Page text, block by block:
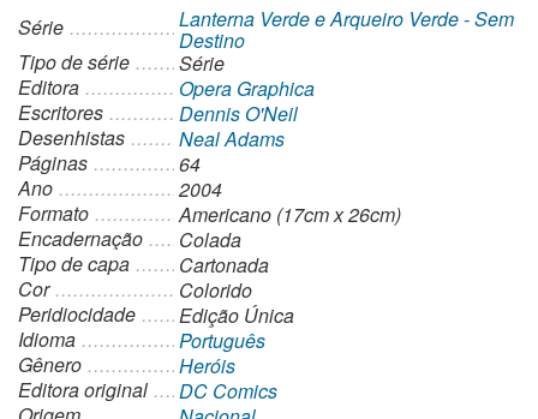
Série Lanterna Verde e Arqueiro Verde - Sem
Destino
Tipo de série
Série
Editora
Opera Graphica
Escritores
Dennis O'Neil
Desenhistas
Neal Adams
Páginas
64
Ano
2004
Formato
Americano (17cm x 26cm)
Encadernação
Colada
Tipo de capa
Cartonada
Cor
Colorido
Peridiocidade
Edição Única
Idioma
Português
Gênero
Heróis
Editora original
DC Comics